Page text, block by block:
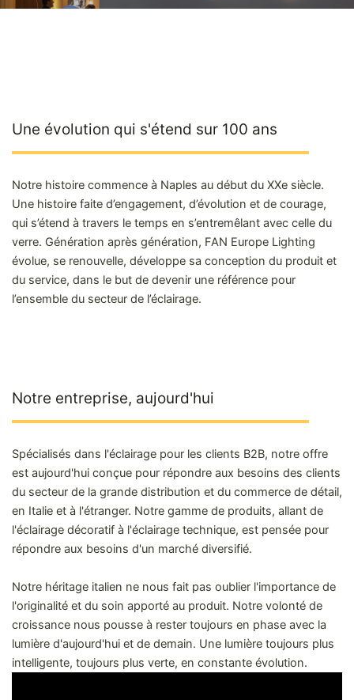
Une évolution qui s'étend sur 100 ans
Notre histoire commence à Naples au début du XXe siècle.
Une histoire faite d’engagement, d’évolution et de courage,
qui s’étend à travers le temps en s’entremêlant avec celle du
verre. Génération après génération, FAN Europe Lighting
évolue, se renouvelle, développe sa conception du produit et
du service, dans le but de devenir une référence pour
l’ensemble du secteur de l’éclairage.
Notre entreprise, aujourd'hui
Spécialisés dans l'éclairage pour les clients B2B, notre offre
est aujourd'hui conçue pour répondre aux besoins des clients
du secteur de la grande distribution et du commerce de détail,
en Italie et à l'étranger. Notre gamme de produits, allant de
l'éclairage décoratif à l'éclairage technique, est pensée pour
répondre aux besoins d'un marché diversifié.
Notre héritage italien ne nous fait pas oublier l'importance de
l'originalité et du soin apporté au produit. Notre volonté de
croissance nous pousse à rester toujours en phase avec la
lumière d'aujourd'hui et de demain. Une lumière toujours plus
intelligente, toujours plus verte, en constante évolution.